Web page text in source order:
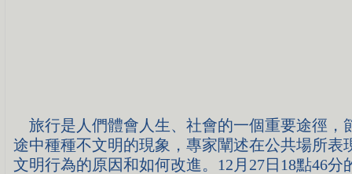
旅行是人們體會人生、社會的一個重要途徑，
途中種種不文明的現象，專家闡述在公共場所表
文明行為的原因和如何改進。12月27日18點46分